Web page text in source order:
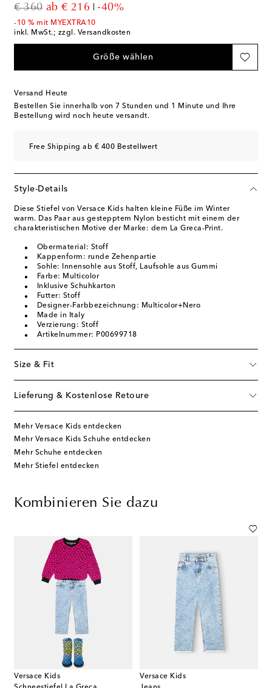
€ 360
original price
ab € 216
discount price
-40%
-10 % mit MYEXTRA10
inkl. MwSt.; zzgl. Versandkosten
Größe wählen
Versand Heute
Bestellen Sie innerhalb von 7 Stunden und 1 Minute und Ihre
Bestellung wird noch heute versandt.
Free Shipping ab € 400 Bestellwert
Style-Details
Diese Stiefel von Versace Kids halten kleine Füße im Winter
warm. Das Paar aus gestepptem Nylon besticht mit einem der
charakteristischen Motive der Marke: dem La Greca-Print.
Obermaterial: Stoff
Kappenform: runde Zehenpartie
Sohle: Innensohle aus Stoff, Laufsohle aus Gummi
Farbe: Multicolor
Inklusive Schuhkarton
Futter: Stoff
Designer-Farbbezeichnung: Multicolor+Nero
Made in Italy
Verzierung: Stoff
Artikelnummer: P00699718
Size & Fit
Lieferung & Kostenlose Retoure
Mehr Versace Kids entdecken
Mehr Versace Kids Schuhe entdecken
Mehr Schuhe entdecken
Mehr Stiefel entdecken
Kombinieren Sie dazu
Versace Kids
Versace Kids